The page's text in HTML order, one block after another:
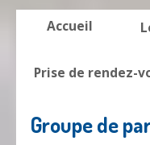
Accueil
Prise de rendez-
Groupe de